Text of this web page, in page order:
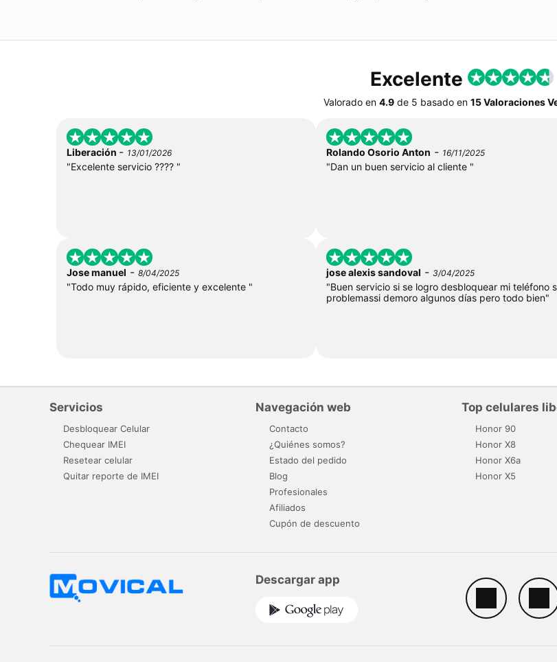
Excelente
Valorado en 4.9de 5 basado en 15 Valoraciones
Liberación - 13/01/2026
"Excelente servicio ???? "
Rolando Osorio Anton - 16/11/2025
"Dan un buen servicio al cliente "
Jose manuel - 8/04/2025
"Todo muy rápido, eficiente y excelente "
jose alexis sandoval - 3/04/2025
"Buen servicio si se logro desbloquear mi teléfono
problemassi demoro algunos días pero todo bien"
Servicios
Desbloquear Celular
Chequear IMEI
Resetear celular
Quitar reporte de IMEI
Navegación web
Contacto
¿Quiénes somos?
Estado del pedido
Blog
Profesionales
Afiliados
Cupón de descuento
Top celulares
Honor 90
Honor X8
Honor X6a
Honor X5
Descargar app